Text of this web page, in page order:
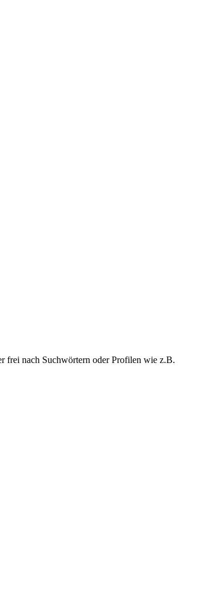
frei nach Suchwörtern oder Profilen wie z.B.